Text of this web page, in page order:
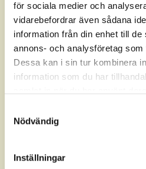
för sociala medier och
vidarebefordrar även sådana
information från din enhet till
annons- och analysföretag
Dessa kan i sin tur kombinera
information som du har
Nödvändig
Inställningar
Hur går en
När du kommer till oss på
alltid en skräddarsydd
dina behov och önskemål.
anamnes där vi lyssnar på din
fullständig bild av din hälsa
Beroende på dina besvär och
vi behöver utföra tester för